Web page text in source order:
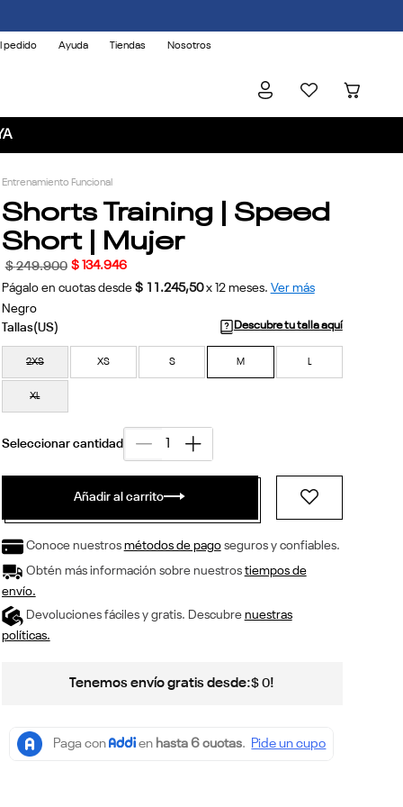
pedido Ayuda Tiendas Nosotros
Entrenamiento Funcional
Shorts Training | Speed
Short | Mujer
$ 249.900 $ 134.946
Págalo en cuotas desde $ 11.245,50 x 12meses. Ver más
Negro
Descubre tu talla aquí
2XS XS S M L
XL
Añadir al carrito
Conoce nuestros métodos de pagoseguros y confiables.
Obtén más información sobre nuestros tiempos de
envío.
Devoluciones fáciles y gratis. Descubre nuestras
políticas.
Tenemos envío gratis desde:$ 0!